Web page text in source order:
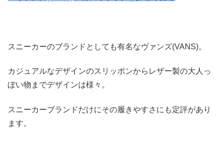
スニーカーのブランドとしても有名なヴァンズ(VANS)。
カジュアルなデザインのスリッポンからレザー製の大人っ
ぽい物までデザインは様々。
スニーカーブランドだけにその履きやすさにも定評があり
ます。